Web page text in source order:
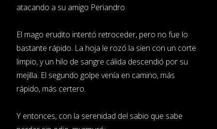
atacando a su amigo Periandro.
El mago erudito intentó retroceder, pero no fue lo
bastante rápido. La hoja le rozó la sien con un corte
limpio, y un hilo de sangre cálida descendió por su
mejilla. El segundo golpe venía en camino, más
rápido, más certero.
Y entonces, con la serenidad del sabio que sabe